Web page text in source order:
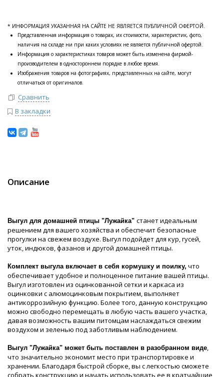
* ИНФОРМАЦИЯ УКАЗАННАЯ НА САЙТЕ НЕ ЯВЛЯЕТСЯ ПУБЛИЧНОЙ ОФЕРТОЙ.
Представленная информация о товарах, их стоимости, характеристик, фото,
наличия на складе ни при каких условиях не является публичной офертой.
Информация о характеристиках товаров может быть изменена фирмой-
производителем в одностороннем порядке в любое время.
Изображения товаров на фотографиях, представленных на сайте, могут
отличаться от оригиналов.
Сравнить
В закладки
Описание
Выгул для домашней птицы "Лужайка" станет идеальным
решением для вашего хозяйства и обеспечит безопасные
прогулки на свежем воздухе. Выгул подойдет для кур, гусей,
уток, индюков, фазанов и другой домашней птицы.
Комплект выгула включает в себя кормушку и поилку, что
обеспечивает удобное и полноценное питание вашей птицы.
Выгул изготовлен из оцинкованной сетки и каркаса из
оцинковки с алюмоцинковым покрытием, выполняет
антикоррозийную функцию. Более того, данную конструкцию
можно свободно перемещать в любую часть вашего участка,
давая возможность вашим питомцам наслаждаться свежим
воздухом и зеленью под заботливым наблюдением.
Выгул "Лужайка" может быть поставлен в разобранном виде,
что значительно экономит место при транспортировке и
хранении. Благодаря быстрой сборке, вы с легкостью сможете
собрать конструкцию и начать использовать ее в кратчайшие